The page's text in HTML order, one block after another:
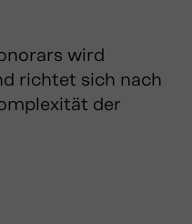
wird
richtet sich nach
der